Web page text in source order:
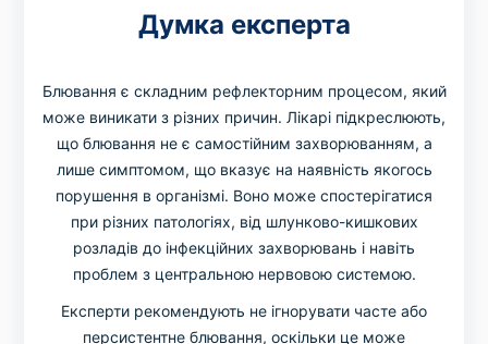
Думка експерта
Блювання є складним рефлекторним процесом, який
може виникати з різних причин. Лікарі підкреслюють,
що блювання не є самостійним захворюванням, а
лише симптомом, що вказує на наявність якогось
порушення в організмі. Воно може спостерігатися
при різних патологіях, від шлунково-кишкових
розладів до інфекційних захворювань і навіть
проблем з центральною нервовою системою.
Експерти рекомендують не ігнорувати часте або
персистентне блювання, оскільки це може